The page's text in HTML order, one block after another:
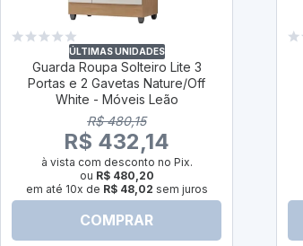
ÚLTIMAS UNIDADES
Guarda Roupa Solteiro Lite 3
Portas e 2 Gavetas Nature/Off
White - Móveis Leão
R$ 480,15
R$ 432,14
à vista com desconto no Pix.
ou R$ 480,20
em até 10x de R$ 48,02 sem juros
COMPRAR